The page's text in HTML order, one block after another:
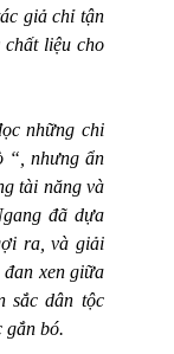
giả chỉ tận
liệu cho
những chi
“, nhưng ẩn
tài năng và
đã dựa
ra, và giải
đan xen giữa
sắc dân tộc
gắn bó.